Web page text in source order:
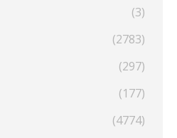
(3)
(2783)
(297)
(177)
(4774)